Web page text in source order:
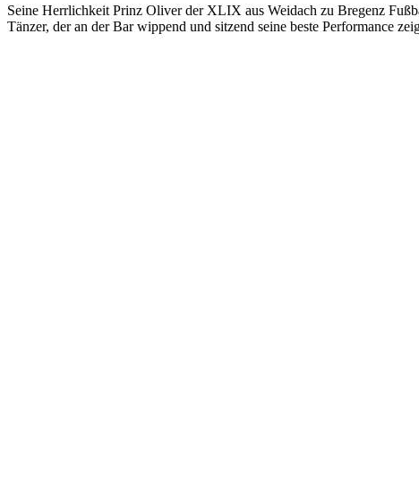
Seine Herrlichkeit Prinz Oliver der XLIX aus Weidach zu Bregenz
Tänzer, der an der Bar wippend und sitzend seine beste Performance